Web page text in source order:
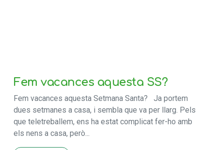
Fem vacances aquesta SS?
Fem vacances aquesta Setmana Santa? Ja portem
dues setmanes a casa, i sembla que va per llarg. Pels
que teletreballem, ens ha estat complicat fer-ho amb
els nens a casa, però...